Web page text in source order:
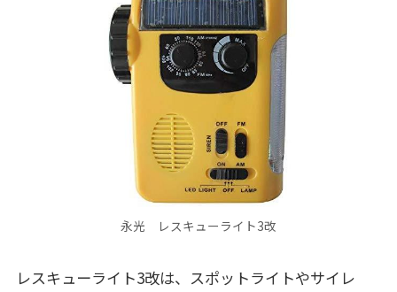
永光 レスキューライト3改
レスキューライト3改は、スポットライトやサイレ